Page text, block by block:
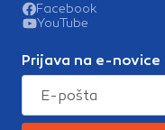
Facebook
YouTube
Prijava na e-novice